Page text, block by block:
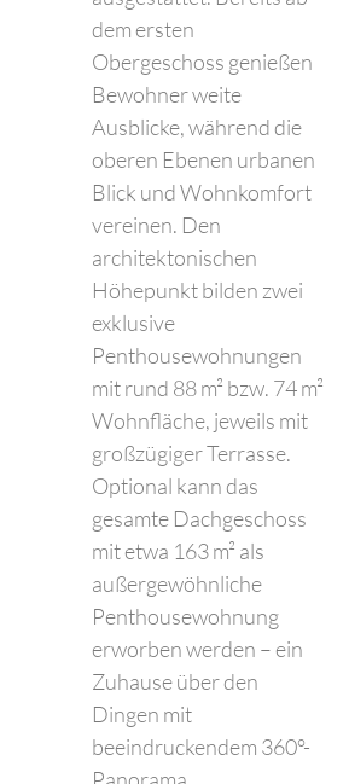
dem ersten
Obergeschoss genießen
Bewohner weite
Ausblicke, während die
oberen Ebenen urbanen
Blick und Wohnkomfort
vereinen. Den
architektonischen
Höhepunkt bilden zwei
exklusive
Penthousewohnungen
mit rund 88 m² bzw. 74 m²
Wohnfläche, jeweils mit
großzügiger Terrasse.
Optional kann das
gesamte Dachgeschoss
mit etwa 163 m² als
außergewöhnliche
Penthousewohnung
erworben werden – ein
Zuhause über den
Dingen mit
beeindruckendem 360°-